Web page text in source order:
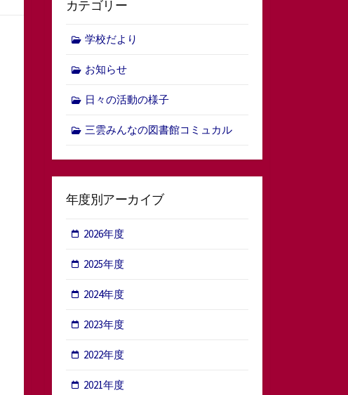
カテゴリー
学校だより
お知らせ
日々の活動の様子
三雲みんなの図書館コミュカル
年度別アーカイブ
2026年度
2025年度
2024年度
2023年度
2022年度
2021年度